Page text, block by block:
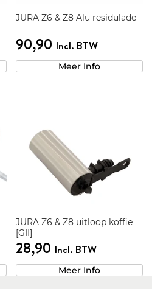
JURA Z6 & Z8 Alu residulade
90,90 Incl. BTW
Meer Info
JURA Z6 & Z8 uitloop koffie
[GII]
28,90 Incl. BTW
Meer Info